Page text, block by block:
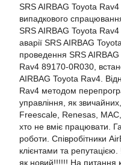
SRS AIRBAG Toyota
випадкового
SRS AIRBAG Toyota
аварії SRS AIRBAG
проведення SRS
Rav4 89170-0R030,
AIRBAG Toyota Rav4.
Rav4 методом
управління, як
Freescale, Renesas,
хто не вміє працювати.
роботи. Співробітники
клієнтами та
як новий!!!!!! На питання